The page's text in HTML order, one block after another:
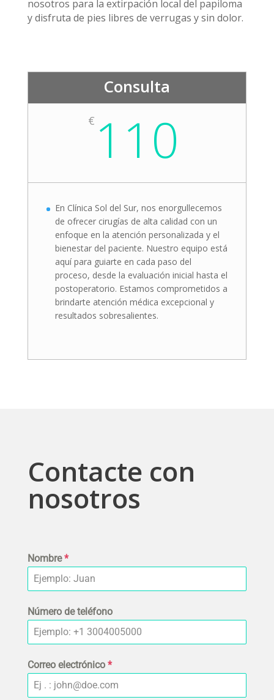
nosotros para la extirpación local del papiloma
y disfruta de pies libres de verrugas y sin dolor.
Consulta
€ 110
En Clínica Sol del Sur, nos enorgullecemos
de ofrecer cirugías de alta calidad con un
enfoque en la atención personalizada y el
bienestar del paciente. Nuestro equipo está
aquí para guiarte en cada paso del
proceso, desde la evaluación inicial hasta el
postoperatorio. Estamos comprometidos a
brindarte atención médica excepcional y
resultados sobresalientes.
Contacte con
nosotros
Nombre*
Número de teléfono
Correo electrónico *